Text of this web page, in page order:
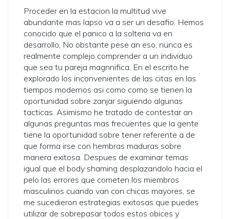
Proceder en la estacion la multitud vive
abundante mas lapso va a ser un desafio. Hemos
conocido que el panico a la solteria va en
desarrollo, No obstante pese an eso, nunca es
realmente complejo comprender a un individuo
que sea tu pareja magnnifica. En el escrito he
explorado los inconvenientes de las citas en las
tiempos modernos asi­ como como se tienen la
oportunidad sobre zanjar siguiendo algunas
tacticas. Asimismo he tratado de contestar an
algunas preguntas mas frecuentes que la gente
tiene la oportunidad sobre tener referente a de
que forma irse con hembras maduras sobre
manera exitosa. Despues de examinar temas
igual que el body shaming desplazandolo hacia el
pelo las errores que cometen los miembros
masculinos cuando van con chicas mayores, se
me sucedieron estrategias exitosas que puedes
utilizar de sobrepasar todos estos obices y